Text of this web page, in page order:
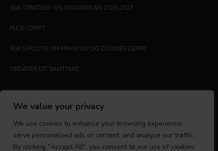
We value your privacy
We use cookies to enhance your browsing experience,
serve personalized ads or content, and analyze our traffic.
By clicking "Accept All", you consent to our use of cookies.
SGK STRATEGI- OG VISIONSPLAN 2025-2027
PLEJE / DRIFT
SGK’S POLITIK OM PRIVATLIV OG COOKIES (GDPR)
OPDATER DIT SAMTYKKE
LEADERBOARD